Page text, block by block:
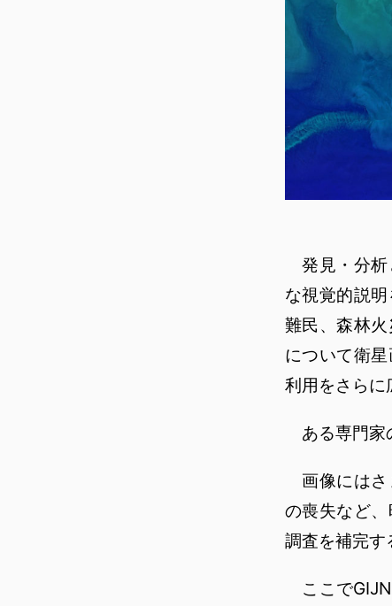
発見・分析
な視覚的説
難民、森林
について衛
利用をさらに
ある専門家
画像にはさ
の喪失など
調査を補完す
ここで